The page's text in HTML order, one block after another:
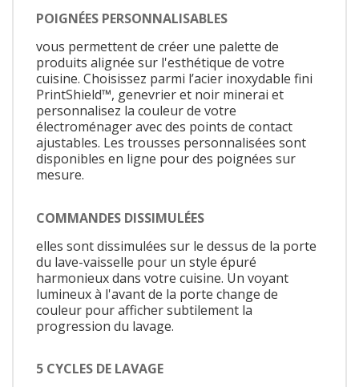
POIGNÉES PERSONNALISABLES
vous permettent de créer une palette de
produits alignée sur l'esthétique de votre
cuisine. Choisissez parmi l’acier inoxydable fini
PrintShield™, genevrier et noir minerai et
personnalisez la couleur de votre
électroménager avec des points de contact
ajustables. Les trousses personnalisées sont
disponibles en ligne pour des poignées sur
mesure.
COMMANDES DISSIMULÉES
elles sont dissimulées sur le dessus de la porte
du lave-vaisselle pour un style épuré
harmonieux dans votre cuisine. Un voyant
lumineux à l'avant de la porte change de
couleur pour afficher subtilement la
progression du lavage.
5 CYCLES DE LAVAGE